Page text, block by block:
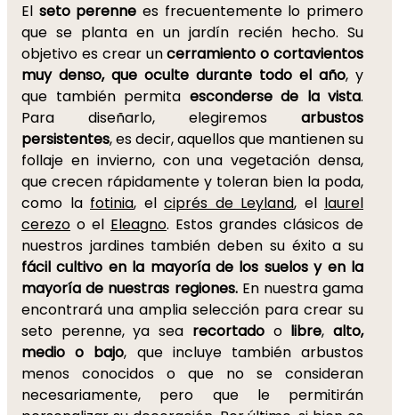
El seto perenne es frecuentemente lo primero
que se planta en un jardín recién hecho. Su
objetivo es crear uncerramiento o cortavientos
muy denso, que oculte durante todo el año, y
que también permita esconderse de la vista.
Para diseñarlo, elegiremos arbustos
persistentes, es decir, aquellos que mantienen su
follaje en invierno, con una vegetación densa,
que crecen rápidamente y toleran bien la poda,
como la fotinia, el ciprés de Leyland, el laurel
cerezo o el Eleagno. Estos grandes clásicos de
nuestros jardines también deben su éxito a su
fácil cultivo en la mayoría de los suelos y en la
mayoría de nuestras regiones.En nuestra gama
encontrará una amplia selección para crear su
seto perenne, ya sea recortadoo libre,alto,
medio o bajo, que incluye también arbustos
menos conocidos o que no se consideran
necesariamente, pero que le permitirán